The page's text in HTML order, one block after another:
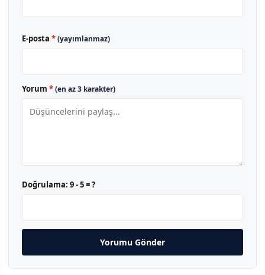
E-posta *(yayımlanmaz)
Yorum *(en az 3 karakter)
Doğrulama: 9 - 5 = ?
Yorumu Gönder